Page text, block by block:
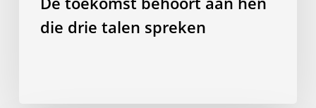
die drie talen spreken